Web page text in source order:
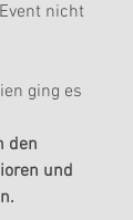
nicht
ging es
den
und